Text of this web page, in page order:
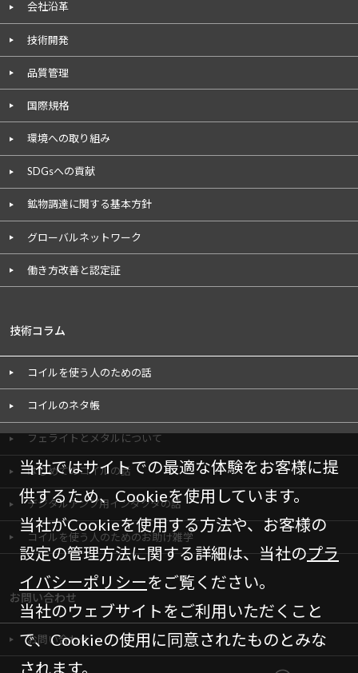
当社ではサイトでの最適な体験をお客様に提
供するため、Cookieを使用しています。
当社がCookieを使用する方法や、お客様の
設定の管理方法に関する詳細は、当社のプラ
イバシーポリシーをご覧ください。
当社のウェブサイトをご利用いただくこと
で、Cookieの使用に同意されたものとみな
されます。
会社沿革
技術開発
品質管理
国際規格
環境への取り組み
SDGsへの貢献
鉱物調達に関する基本方針
グローバルネットワーク
働き方改善と認定証
技術コラム
コイルを使う人のための話
コイルのネタ帳
フェライトとメタルについて
はじめてのコイルの話
デジタルアンプ用インダクタの話
コイルを使う人のためのお助け雑学
お問い合わせ
お問い合わせ